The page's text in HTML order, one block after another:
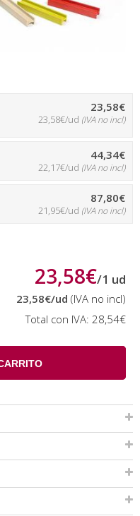
23,58€
23,58€/ud (IVA no incl)
44,34€
22,17€/ud (IVA no incl)
87,80€
21,95€/ud (IVA no incl)
23,58€/1 ud
23,58€/ud (IVA no incl)
Total con IVA: 28,54€